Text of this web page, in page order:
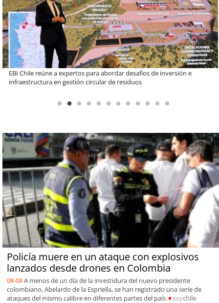
Más de 1.600 alumnos han sido parte de programa Súper Sano de
Sopraval en lo que va del año
Policía muere en un ataque con explosivos
lanzados desde drones en Colombia
08-08A menos de un día de la investidura del nuevo presidente
colombiano, Abelardo de la Espriella, se han registrado una serie de
ataques del mismo calibre en diferentes partes del país.
soychile